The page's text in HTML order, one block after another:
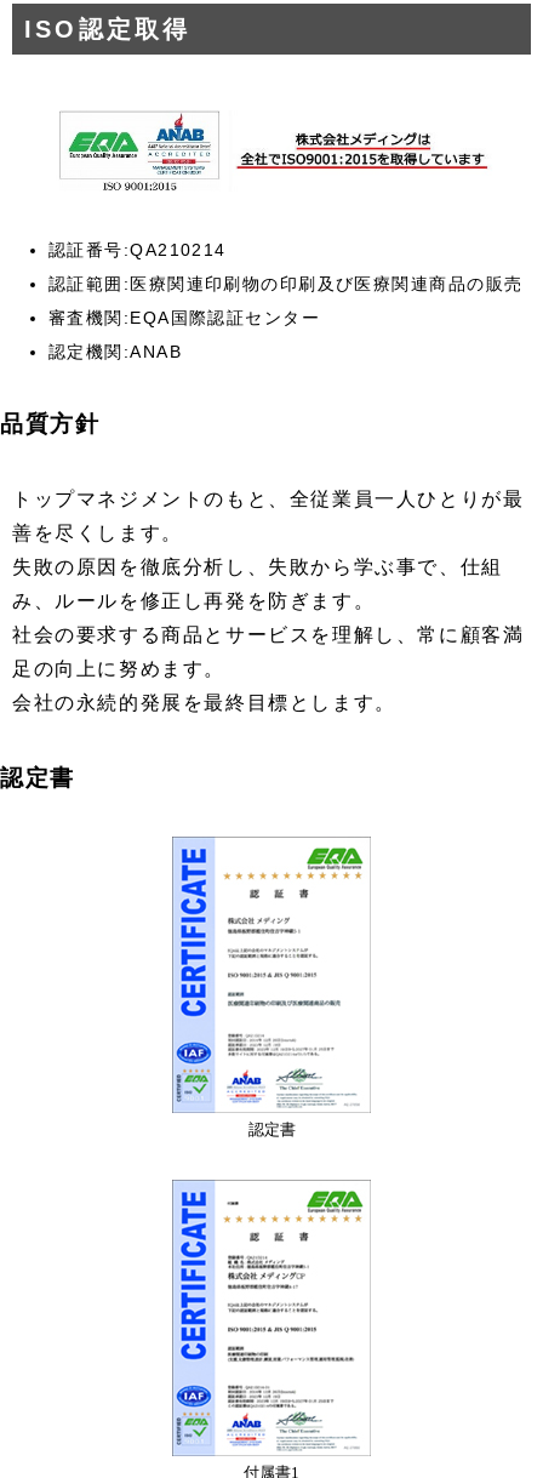
ISO認定取得
認証番号:QA210214
認証範囲:医療関連印刷物の印刷及び医療関連商品の販売
審査機関:EQA国際認証センター
認定機関:ANAB
品質方針
トップマネジメントのもと、全従業員一人ひとりが最
善を尽くします。
失敗の原因を徹底分析し、失敗から学ぶ事で、仕組
み、ルールを修正し再発を防ぎます。
社会の要求する商品とサービスを理解し、常に顧客満
足の向上に努めます。
会社の永続的発展を最終目標とします。
認定書
認定書
付属書1